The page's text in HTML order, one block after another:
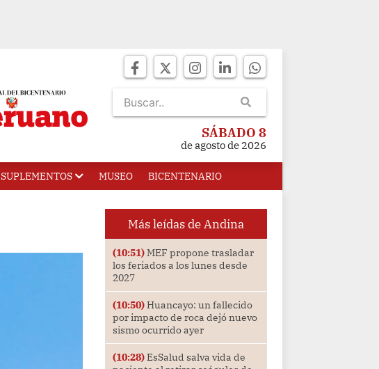
SÁBADO 8
de agosto de 2026
SUPLEMENTOS MUSEO BICENTENARIO
Más leídas de Andina
(10:51)MEF propone trasladar
los feriados a los lunes desde
2027
(10:50)Huancayo: un fallecido
por impacto de roca dejó nuevo
sismo ocurrido ayer
(10:28)EsSalud salva vida de